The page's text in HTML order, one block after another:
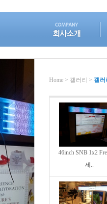
Home > 갤러리 > 갤러
46inch SNB 1x2
세..